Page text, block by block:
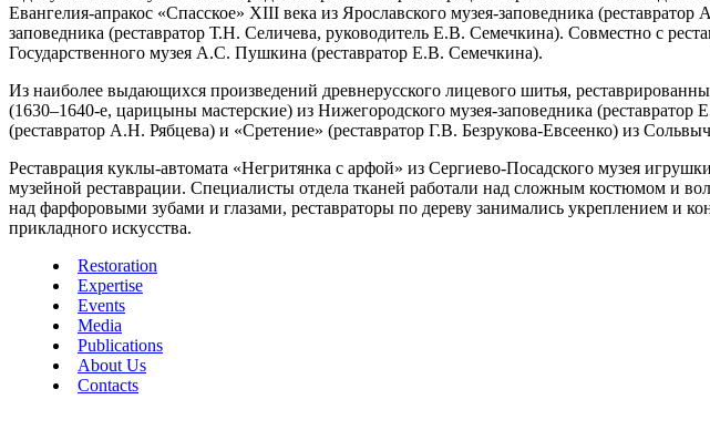
Евангелия-апракос «Спасское» XIII века из Ярославского музея-заповедника
заповедника (реставратор Т.Н. Селичева, руководитель Е.В. Семечкина). Совместно с
Государственного музея А.С. Пушкина (реставратор Е.В. Семечкина).
Из наиболее выдающихся произведений древнерусского лицевого шитья,
(1630–1640-е, царицыны мастерские) из Нижегородского музея-заповедника
(реставратор А.Н. Рябцева) и «Сретение» (реставратор Г.В. Безрукова-Евсеенко) из
Реставрация куклы-автомата «Негритянка с арфой» из Сергиево-Посадского музея
музейной реставрации. Специалисты отдела тканей работали над сложным костюмом и
над фарфоровыми зубами и глазами, реставраторы по дереву занимались укреплением и
прикладного искусства.
Restoration
Expertise
Events
Media
Publications
About Us
Contacts